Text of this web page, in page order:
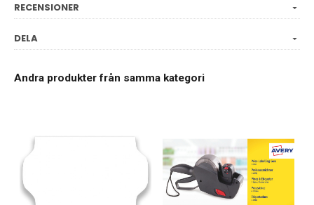
RECENSIONER
DELA
Andra produkter från samma kategori